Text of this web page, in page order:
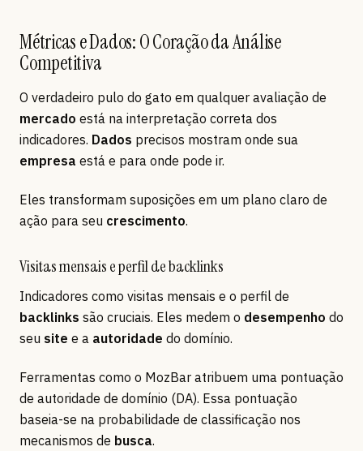
Métricas e Dados: O Coração da Análise
Competitiva
O verdadeiro pulo do gato em qualquer avaliação de
mercado está na interpretação correta dos
indicadores. Dados precisos mostram onde sua
empresa está e para onde pode ir.
Eles transformam suposições em um plano claro de
ação para seu crescimento.
Visitas mensais e perfil de backlinks
Indicadores como visitas mensais e o perfil de
backlinks são cruciais. Eles medem o desempenho do
seu site e a autoridade do domínio.
Ferramentas como o MozBar atribuem uma pontuação
de autoridade de domínio (DA). Essa pontuação
baseia-se na probabilidade de classificação nos
mecanismos de busca.